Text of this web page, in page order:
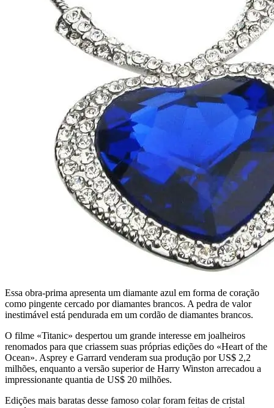
Essa obra-prima apresenta um diamante azul em forma de coração
como pingente cercado por diamantes brancos. A pedra de valor
inestimável está pendurada em um cordão de diamantes brancos.
O filme «Titanic» despertou um grande interesse em joalheiros
renomados para que criassem suas próprias edições do «Heart of the
Ocean». Asprey e Garrard venderam sua produção por US$ 2,2
milhões, enquanto a versão superior de Harry Winston arrecadou a
impressionante quantia de US$ 20 milhões.
Edições mais baratas desse famoso colar foram feitas de cristal